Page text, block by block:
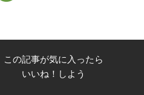
この記事が気に入ったら
いいね！しよう